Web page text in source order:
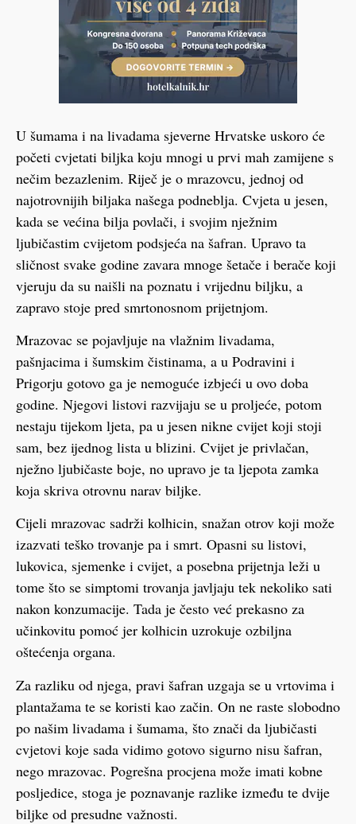
U šumama i na livadama sjeverne Hrvatske uskoro će
početi cvjetati biljka koju mnogi u prvi mah zamijene s
nečim bezazlenim. Riječ je o mrazovcu, jednoj od
najotrovnijih biljaka našega podneblja. Cvjeta u jesen,
kada se većina bilja povlači, i svojim nježnim
ljubičastim cvijetom podsjeća na šafran. Upravo ta
sličnost svake godine zavara mnoge šetače i berače koji
vjeruju da su naišli na poznatu i vrijednu biljku, a
zapravo stoje pred smrtonosnom prijetnjom.
Mrazovac se pojavljuje na vlažnim livadama,
pašnjacima i šumskim čistinama, a u Podravini i
Prigorju gotovo ga je nemoguće izbjeći u ovo doba
godine. Njegovi listovi razvijaju se u proljeće, potom
nestaju tijekom ljeta, pa u jesen nikne cvijet koji stoji
sam, bez ijednog lista u blizini. Cvijet je privlačan,
nježno ljubičaste boje, no upravo je ta ljepota zamka
koja skriva otrovnu narav biljke.
Cijeli mrazovac sadrži kolhicin, snažan otrov koji može
izazvati teško trovanje pa i smrt. Opasni su listovi,
lukovica, sjemenke i cvijet, a posebna prijetnja leži u
tome što se simptomi trovanja javljaju tek nekoliko sati
nakon konzumacije. Tada je često već prekasno za
učinkovitu pomoć jer kolhicin uzrokuje ozbiljna
oštećenja organa.
Za razliku od njega, pravi šafran uzgaja se u vrtovima i
plantažama te se koristi kao začin. On ne raste slobodno
po našim livadama i šumama, što znači da ljubičasti
cvjetovi koje sada vidimo gotovo sigurno nisu šafran,
nego mrazovac. Pogrešna procjena može imati kobne
posljedice, stoga je poznavanje razlike između te dvije
biljke od presudne važnosti.